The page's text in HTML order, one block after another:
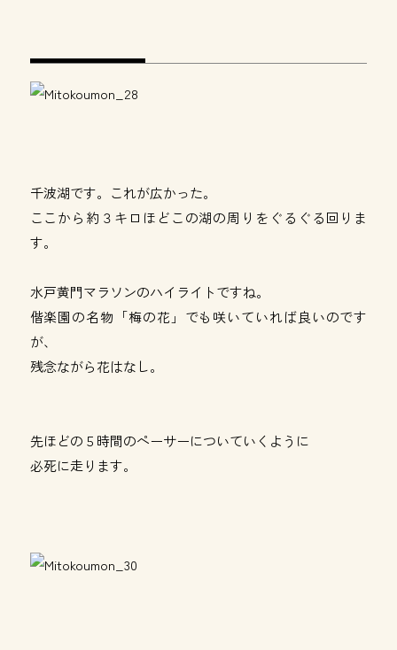
千波湖です。これが広かった。
ここから約３キロほどこの湖の周りをぐるぐる回りま
す。
水戸黄門マラソンのハイライトですね。
偕楽園の名物「梅の花」でも咲いていれば良いのです
が、
残念ながら花はなし。
先ほどの５時間のペーサーについていくように
必死に走ります。